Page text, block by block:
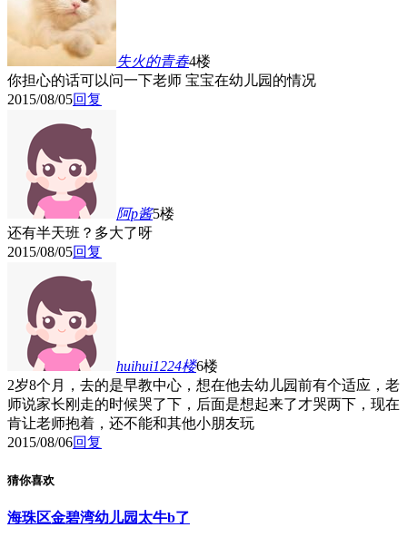
失火的青春4楼
你担心的话可以问一下老师 宝宝在幼儿园的情况
2015/08/05回复
阿p酱5楼
还有半天班？多大了呀
2015/08/05回复
huihui1224楼6楼
2岁8个月，去的是早教中心，想在他去幼儿园前有个适应，老
师说家长刚走的时候哭了下，后面是想起来了才哭两下，现在
肯让老师抱着，还不能和其他小朋友玩
2015/08/06回复
猜你喜欢
海珠区金碧湾幼儿园太牛b了